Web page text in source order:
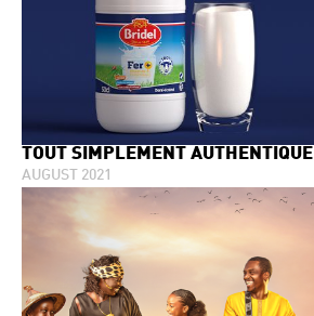
TOUT SIMPLEMENT AUTHENTIQUE
AUGUST 2021